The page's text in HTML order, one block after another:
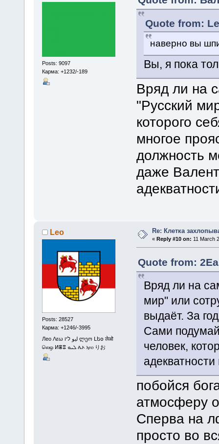
Posts: 9097
Карма: +1232/-189
Quote from:
наверно вы
Вы, я пока
Вряд ли на
"Русский
которого
многое
должность
даже
Leo
Posts: 28527
Карма: +1246/-3995
Лео Λεω ليو ליו ლეო Լեօ लेओ
லெஒ ⵍⴻⵓ ܠܝܘ ሌኦ ⲗⲉⲟ りお
Re: Клетка
«Reply #10 on: 11 March
Quote from:
Вряд ли на
мир" или
выдаёт. За
Сами
человек,
побойся
атмосферу
Сперва на
просто во